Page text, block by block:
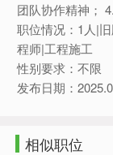
团队协作精神；
职位情况：1人|
程师|工程施工
性别要求：不限
发布日期：
相似职位